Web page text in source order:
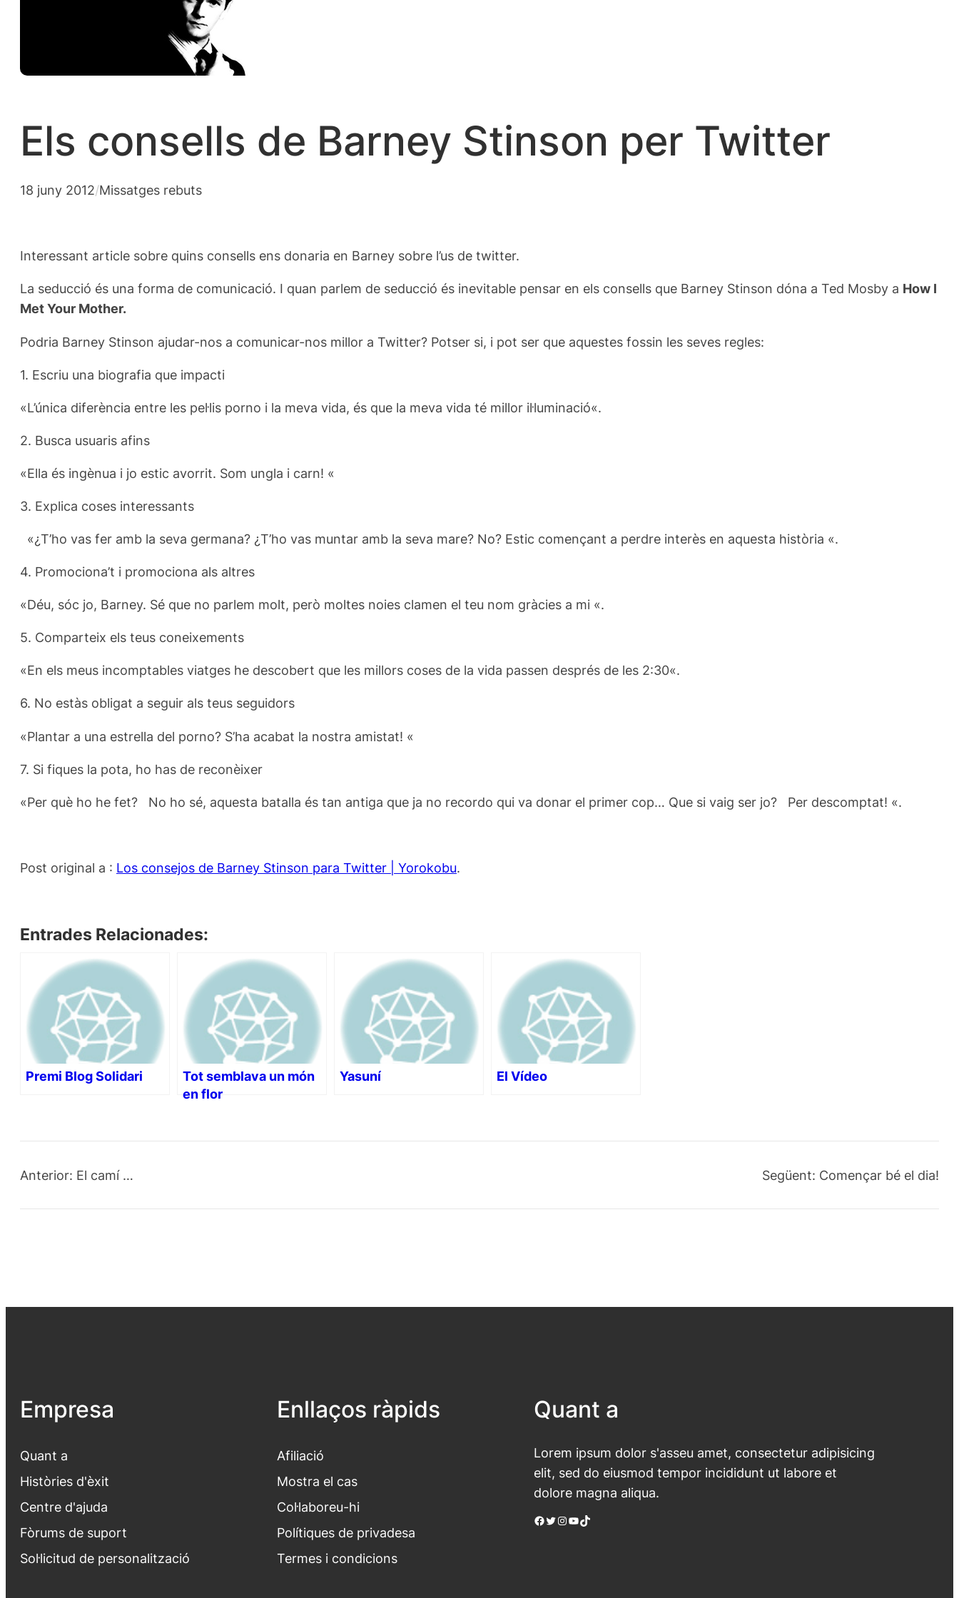
Els consells de Barney Stinson per Twitter
18 juny 2012/Missatges rebuts
Interessant article sobre quins consells ens donaria en Barney sobre l’us de twitter.
La seducció és una forma de comunicació. I quan parlem de seducció és inevitable pensar en els consells que Barney Stinson dóna a Ted Mosby a How I
Met Your Mother.
Podria Barney Stinson ajudar-nos a comunicar-nos millor a Twitter? Potser si, i pot ser que aquestes fossin les seves regles:
1. Escriu una biografia que impacti
«L’única diferència entre les pel·lis porno i la meva vida, és que la meva vida té millor il·luminació«.
2. Busca usuaris afins
«Ella és ingènua i jo estic avorrit. Som ungla i carn! «
3. Explica coses interessants
«¿T’ho vas fer amb la seva germana? ¿T’ho vas muntar amb la seva mare? No? Estic començant a perdre interès en aquesta història «.
4. Promociona’t i promociona als altres
«Déu, sóc jo, Barney. Sé que no parlem molt, però moltes noies clamen el teu nom gràcies a mi «.
5. Comparteix els teus coneixements
«En els meus incomptables viatges he descobert que les millors coses de la vida passen després de les 2:30«.
6. No estàs obligat a seguir als teus seguidors
«Plantar a una estrella del porno? S’ha acabat la nostra amistat! «
7. Si fiques la pota, ho has de reconèixer
«Per què ho he fet? No ho sé, aquesta batalla és tan antiga que ja no recordo qui va donar el primer cop… Que si vaig ser jo? Per descomptat! «.
Post original a : Los consejos de Barney Stinson para Twitter | Yorokobu.
Entrades Relacionades:
Premi Blog Solidari
Tot semblava un món
en flor
Yasuní El Vídeo
Anterior: El camí … Següent: Començar bé el dia!
Empresa
Quant a
Històries d'èxit
Centre d'ajuda
Fòrums de suport
Sol·licitud de personalització
Enllaços ràpids
Afiliació
Mostra el cas
Col·laboreu-hi
Polítiques de privadesa
Termes i condicions
Quant a
Lorem ipsum dolor s'asseu amet, consectetur adipisicing
elit, sed do eiusmod tempor incididunt ut labore et
dolore magna aliqua.
Facebook Twitter Instagram YouTube TikTok